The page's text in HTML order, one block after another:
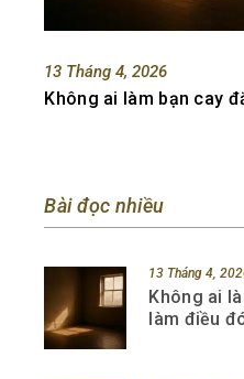
13 Tháng 4, 2026
Không ai làm bạn cay
Bài đọc nhiều
13 Tháng 4,
Không ai
làm điều